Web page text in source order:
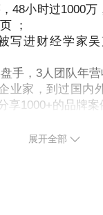
？】
容的团队之一，
，是多家企业的
多，高手都讲过
万绪，无从下手
单，自己没钱赚
的课最好卖？
，没成交，怎么办
结果的好课是怎
力？
存-转化？
敏捷外挂团队？
业模型？
？】
，我接触过不下
能力，无法变现
清楚。
48小时过1000万
；
写进财经学家
手，3人团队年营
业家，到过国内
享1000+的品牌案
倍ROI，最高1
展开全部